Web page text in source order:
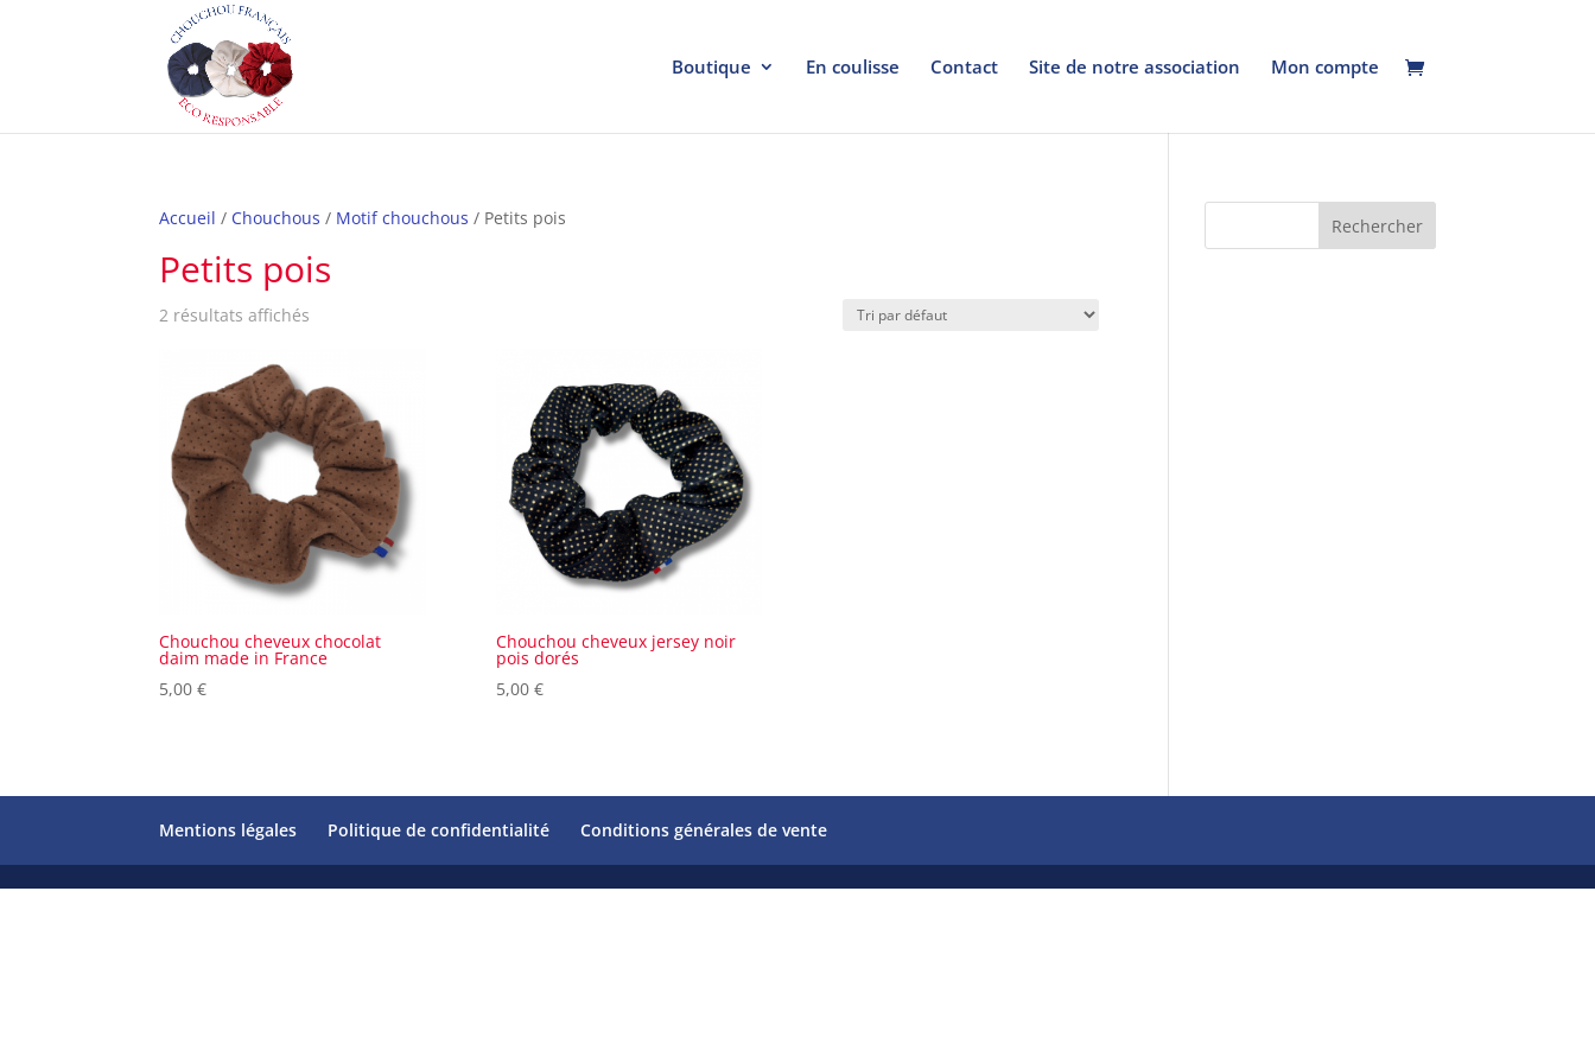
Boutique En coulisse Contact Site de notre association Mon compte
Accueil / Chouchous / Motif chouchous / Petits pois
Petits pois
2 résultats affichés
Chouchou cheveux chocolat
daim made in France
5,00€
Chouchou cheveux jersey noir
pois dorés
5,00 €
Rechercher
Mentions légales Politique de confidentialité Conditions générales de vente